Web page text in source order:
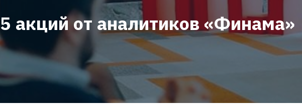
5 акций от аналитиков «Финама»